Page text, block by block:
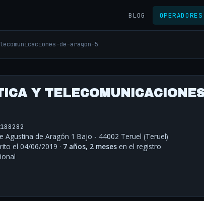
BLOG OPERADORES
de-aragon-5
Y
Agustina de Aragón 1 Bajo - 44002 Teruel (Teruel)
el 04/06/2019 · 7 años, 2 meses en el registro